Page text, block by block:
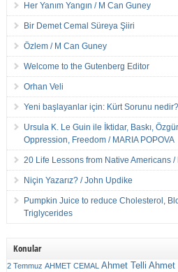
Her Yanım Yangın / M Can Guney
Bir Demet Cemal Süreya Şiiri
Özlem / M Can Guney
Welcome to the Gutenberg Editor
Orhan Veli
Yeni başlayanlar için: Kürt Sorunu nedir?
Ursula K. Le Guin ile İktidar, Baskı,
Oppression, Freedom / MARIA POPOVA
20 Life Lessons from Native Americans /
Niçin Yazarız? / John Updike
Pumpkin Juice to reduce Cholesterol,
Triglycerides
Konular
2 Temmuz AHMET CEMAL Ahmet Telli Ahmet